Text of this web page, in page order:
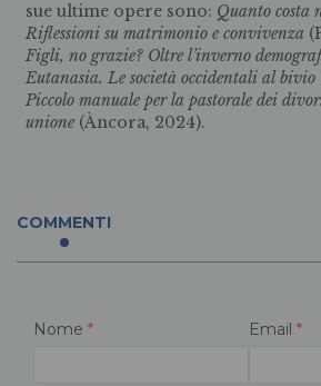
sue ultime opere sono: Quanto costa
Riflessioni su matrimonio e convivenza
Figli, no grazie? Oltre l’inverno
Eutanasia. Le società occidentali al bivio
Piccolo manuale per la pastorale dei
unione (Àncora, 2024).
COMMENTI
Nome * Email *